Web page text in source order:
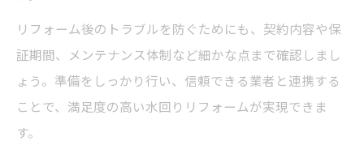
リフォーム後のトラブルを防ぐためにも、契約内容や保
証期間、メンテナンス体制など細かな点まで確認しまし
ょう。準備をしっかり行い、信頼できる業者と連携する
ことで、満足度の高い水回りリフォームが実現できま
す。